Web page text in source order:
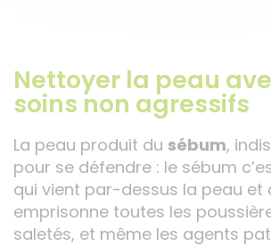
Nettoyer la peau
soins non agressifs
La peau produit du sébum,
pour se défendre : le sébum
qui vient par-dessus la peau et
emprisonne toutes les
saletés, et même les agents